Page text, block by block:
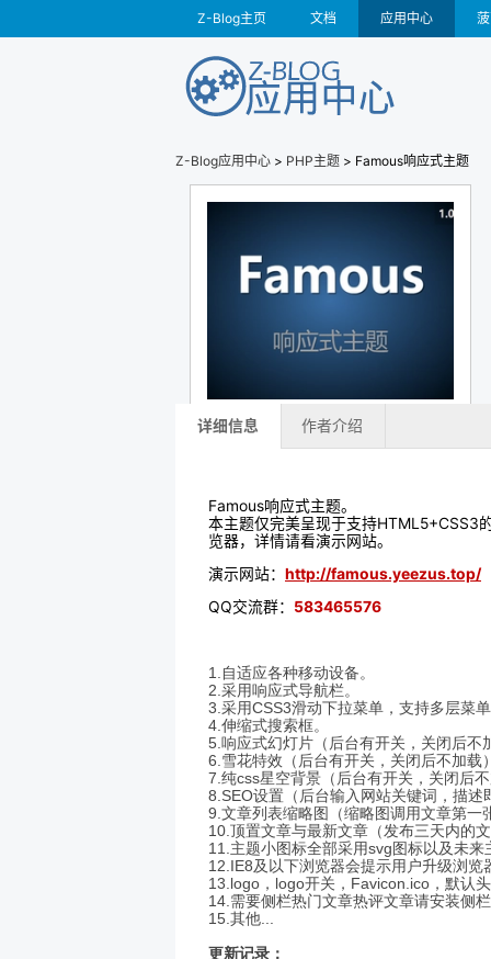
Z-Blog主页 文档 应用中心
Z-Blog应用中心 > PHP主题 > Famous响应式主题
详细信息 作者介绍
Famous响应式主题。
本主题仅完美呈现于支持HTML5+CSS3
览器，详情请看演示网站。
演示网站： http://famous.yeezus.top/
QQ交流群： 583465576
1.自适应各种移动设备。
2.采用响应式导航栏。
3.采用CSS3滑动下拉菜单，支持多层菜
4.伸缩式搜索框。
5.响应式幻灯片（后台有开关，关闭后不
6.雪花特效（后台有开关，关闭后不加载
7.纯css星空背景（ 后台有开关，关闭后
8.SEO设置（后台输入网站关键词，描述
9.文章列表缩略图（缩略图调用文章第
10.顶置文章与最新文章（发布三天内的
11.主题小图标全部采用svg图标以及未
12.IE8及以下浏览器会提示用户升级浏
13.logo，logo开关，Favicon.ico，默认
14.需要侧栏热门文章热评文章请安装侧
15.其他...
更新记录：